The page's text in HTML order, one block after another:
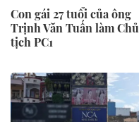
Con gái 27 tuổi của ông
Trịnh Văn Tuấn làm Chủ
tịch PC1